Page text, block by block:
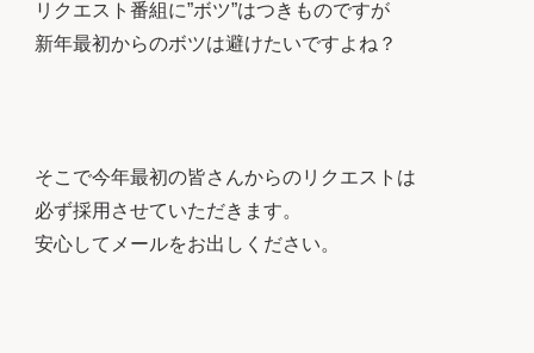
リクエスト番組に”ボツ”はつきものですが
新年最初からのボツは避けたいですよね？
そこで今年最初の皆さんからのリクエストは
必ず採用させていただきます。
安心してメールをお出しください。